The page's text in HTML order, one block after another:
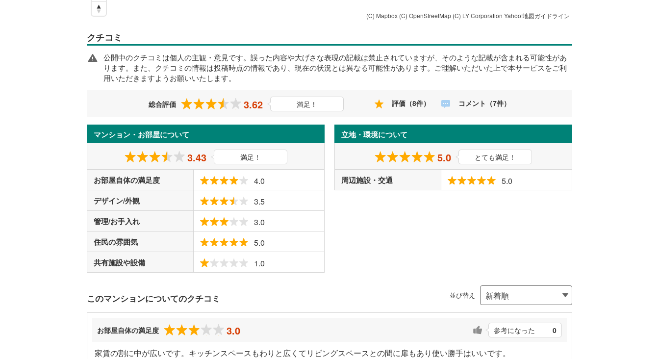
(C) Mapbox (C) OpenStreetMap (C) LY Corporation Yahoo!地図ガイドライン
クチコミ
公開中のクチコミは個人の主観・意見です。誤った内容や大げさな表現の記載は禁止されていますが、そのような記載が含まれる可能性があ
ります。また、クチコミの情報は投稿時点の情報であり、現在の状況とは異なる可能性があります。ご理解いただいた上で本サービスをご利
用いただきますようお願いいたします。
総合評価 3.62 満足！ 評価（8件） コメント（7件）
マンション・お部屋について
3.43 満足！
お部屋自体の満足度 4.0
デザイン/外観 3.5
管理/お手入れ 3.0
住民の雰囲気 5.0
共有施設や設備 1.0
立地・環境について
5.0 とても満足！
周辺施設・交通 5.0
このマンションについてのクチコミ 並び替え
お部屋自体の満足度 3.0 参考になった 0
家賃の割に中が広いです。キッチンスペースもわりと広くてリビングスペースとの間に扉もあり使い勝手はいいです。